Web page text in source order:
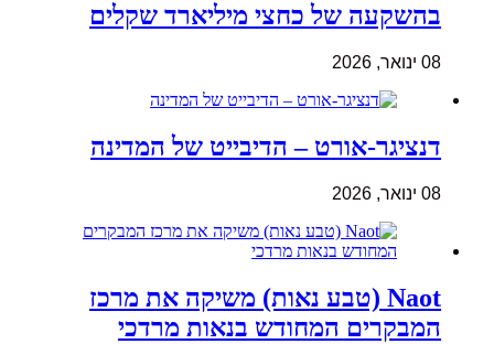
בהשקעה של כחצי מיליארד שקלים
08 ינואר, 2026
דנציגר-אורט – הדיבייט של המדינה
08 ינואר, 2026
Naot (טבע נאות) משיקה את מרכז
המבקרים המחודש בנאות מרדכי